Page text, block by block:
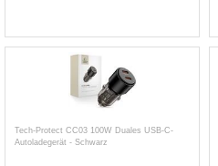
Tech-Protect CC03 100W Duales USB-C-
Autoladegerät - Schwarz